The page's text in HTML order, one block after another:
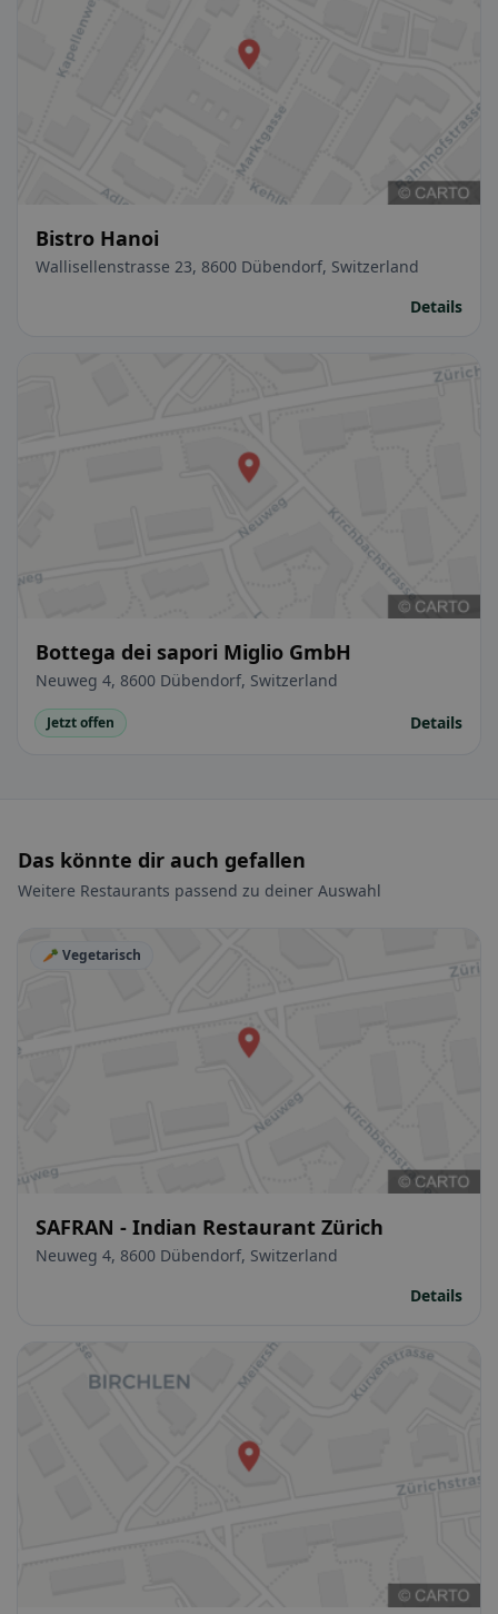
Bistro Hanoi
Wallisellenstrasse 23, 8600 Dübendorf, Switzerland
Details
Bottega dei sapori Miglio GmbH
Neuweg 4, 8600 Dübendorf, Switzerland
Jetzt offen Details
Das könnte dir auch gefallen
Weitere Restaurants passend zu deiner Auswahl
🥕 Vegetarisch
SAFRAN - Indian Restaurant Zürich
Neuweg 4, 8600 Dübendorf, Switzerland
Details